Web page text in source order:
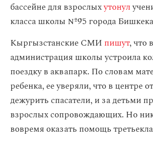
бассейне для взрослыхутонул
класса школы №95 города
Кыргызстанские СМИ пишут, что
администрация школы устроила
поездку в аквапарк. По словам
ребенка, ее уверяли, что в центре
дежурить спасатели, и за детьми
взрослых сопровождающих. Но
вовремя оказать помощь